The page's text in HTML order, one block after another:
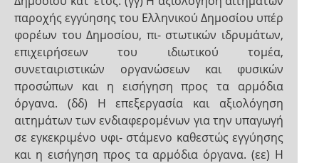
παροχής εγγύησης του Ελληνικού Δημοσίου υπέρ
φορέων του Δημοσίου, πι- στωτικών ιδρυμάτων,
επιχειρήσεων του ιδιωτικού τομέα,
συνεταιριστικών οργανώσεων και φυσικών
προσώπων και η εισήγηση προς τα αρμόδια
όργανα. (δδ) Η επεξεργασία και αξιολόγηση
αιτημάτων των ενδιαφερομένων για την υπαγωγή
σε εγκεκριμένο υφι- στάμενο καθεστώς εγγύησης
και η εισήγηση προς τα αρμόδια όργανα. (εε) Η